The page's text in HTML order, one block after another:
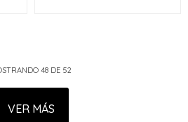
48 DE 52
VER MÁS